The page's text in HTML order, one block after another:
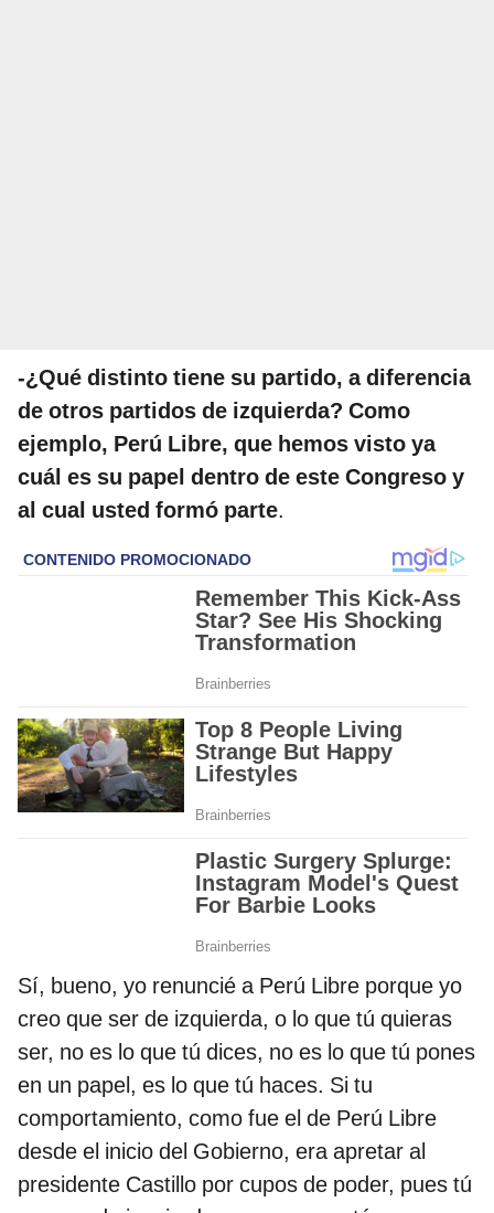
-¿Qué distinto tiene su partido, a diferencia
de otros partidos de izquierda? Como
ejemplo, Perú Libre, que hemos visto ya
cuál es su papel dentro de este Congreso y
al cual usted formó parte.
Sí, bueno, yo renuncié a Perú Libre porque yo
creo que ser de izquierda, o lo que tú quieras
ser, no es lo que tú dices, no es lo que tú pones
en un papel, es lo que tú haces. Si tu
comportamiento, como fue el de Perú Libre
desde el inicio del Gobierno, era apretar al
presidente Castillo por cupos de poder, pues tú